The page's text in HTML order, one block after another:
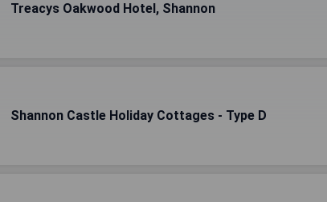
Treacys Oakwood Hotel, Shannon
Shannon Castle Holiday Cottages - Type D